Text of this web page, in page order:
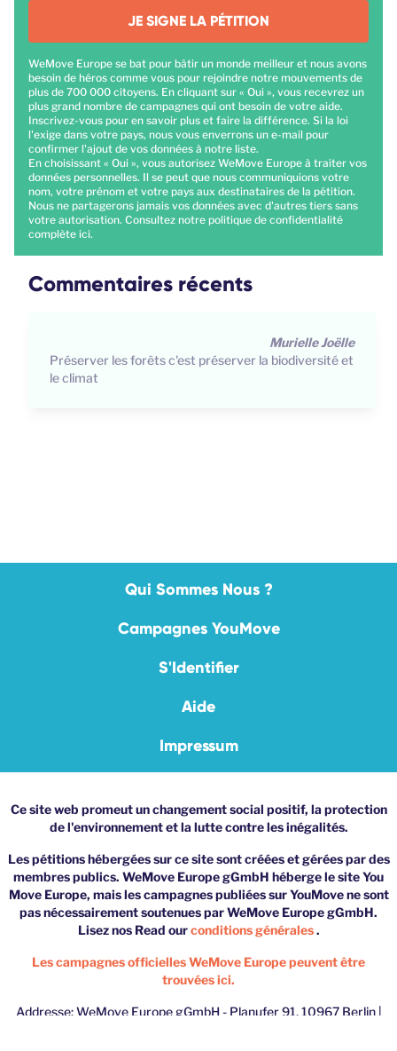
JE SIGNE LA PÉTITION
WeMove Europe se bat pour bâtir un monde meilleur et nous avons
besoin de héros comme vous pour rejoindre notre mouvements de
plus de 700 000 citoyens. En cliquant sur « Oui », vous recevrez un
plus grand nombre de campagnes qui ont besoin de votre aide.
Inscrivez-vous pour en savoir plus et faire la différence. Si la loi
l'exige dans votre pays, nous vous enverrons un e-mail pour
confirmer l'ajout de vos données à notre liste.
En choisissant « Oui », vous autorisez WeMove Europe à traiter vos
données personnelles. Il se peut que nous communiquions votre
nom, votre prénom et votre pays aux destinataires de la pétition.
Nous ne partagerons jamais vos données avec d'autres tiers sans
votre autorisation. Consultez notre politique de confidentialité
complète ici.
Commentaires récents
Pascale
Laissez nos forêts en paix
Qui Sommes Nous ?
Campagnes YouMove
S'Identifier
Aide
Impressum
Ce site web promeut un changement social positif, la protection
de l'environnement et la lutte contre les inégalités.
Les pétitions hébergées sur ce site sont créées et gérées par des
membres publics. WeMove Europe gGmbH héberge le site You
Move Europe, mais les campagnes publiées sur YouMove ne sont
pas nécessairement soutenues par WeMove Europe gGmbH.
Lisez nos Read ourconditions générales.
Les campagnes officielles WeMove Europe peuvent être
trouvées ici.
Addresse: WeMove Europe gGmbH - Planufer 91, 10967 Berlin |